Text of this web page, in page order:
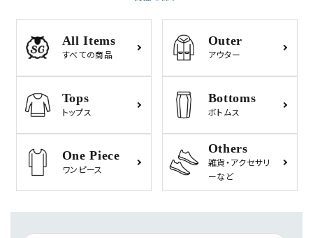
All Items
すべての商品
Outer
アウター
Tops
トップス
Bottoms
ボトムス
One Piece
ワンピース
Others
雑貨・アクセサリ
ーなど